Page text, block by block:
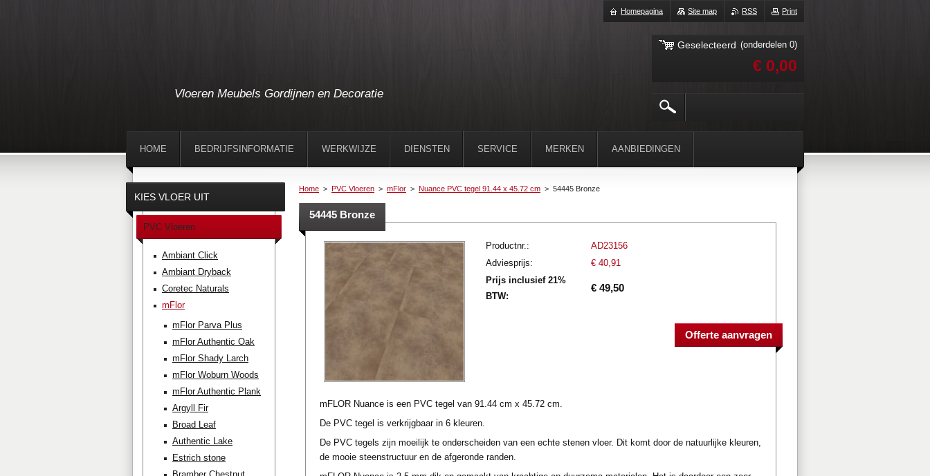
Vloeren Meubels Gordijnen en Decoratie
Home > PVC Vloeren > mFlor > Nuance PVC tegel 91.44 x 45.72 cm > 54445 Bronze
54445 Bronze
Productnr.:
AD23156
Adviesprijs:
€ 40,91
Prijs inclusief 21%
BTW:
€ 49,50
mFLOR Nuance is een PVC tegel van 91.44 cm x 45.72 cm.
De PVC tegel is verkrijgbaar in 6 kleuren.
De PVC tegels zijn moeilijk te onderscheiden van een echte stenen vloer. Dit komt door de natuurlijke kleuren,
de mooie steenstructuur en de afgeronde randen.
KIES VLOER UIT
PVC Vloeren
Ambiant Click
Ambiant Dryback
Coretec Naturals
mFlor
mFlor Parva Plus
mFlor Authentic Oak
mFlor Shady Larch
mFlor Woburn Woods
mFlor Authentic Plank
Argyll Fir
Broad Leaf
Authentic Lake
Estrich stone
HOME BEDRIJFSINFORMATIE WERKWIJZE DIENSTEN SERVICE MERKEN AANBIEDINGEN
Print
RSS
Site map
Homepagina
Geselecteerd (onderdelen 0)
€ 0,00